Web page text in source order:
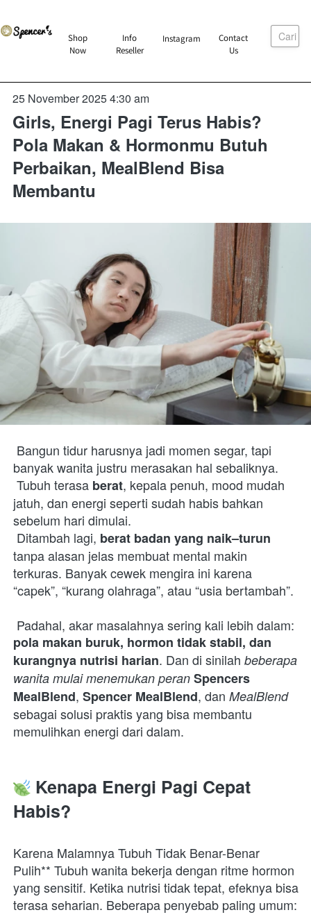
`
Shop
Now
` Info
Reseller
`Instagram `
Contact
Us
Cari
25 November 2025 4:30 am
Girls, Energi Pagi Terus Habis?
Pola Makan & Hormonmu Butuh
Perbaikan, MealBlend Bisa
Membantu
banyak wanita justru merasakan hal sebaliknya.
Tubuh terasa berat, kepala penuh, mood mudah
jatuh, dan energi seperti sudah habis bahkan
sebelum hari dimulai.
Ditambah lagi, berat badan yang naik–turun
tanpa alasan jelas membuat mental makin
terkuras. Banyak cewek mengira ini karena
“capek”, “kurang olahraga”, atau “usia bertambah”.
pola makan buruk, hormon tidak stabil, dan
kurangnya nutrisi harian. Dan di sinilah beberapa
wanita mulai menemukan peran Spencers
MealBlend, Spencer MealBlend, dan MealBlend
sebagai solusi praktis yang bisa membantu
memulihkan energi dari dalam.
Kenapa Energi Pagi Cepat
Habis?
Karena Malamnya Tubuh Tidak Benar-Benar
Pulih** Tubuh wanita bekerja dengan ritme hormon
yang sensitif. Ketika nutrisi tidak tepat, efeknya bisa